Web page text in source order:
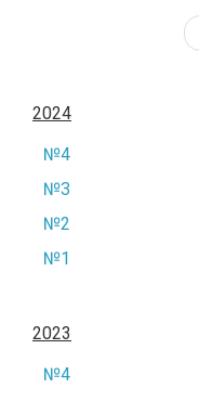
2024
№4
№3
№2
№1
2023
№4